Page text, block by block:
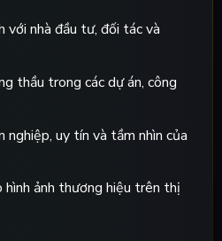
với nhà đầu tư, đối tác và
thầu trong các dự án, công
nghiệp, uy tín và tầm nhìn của
hình ảnh thương hiệu trên thị